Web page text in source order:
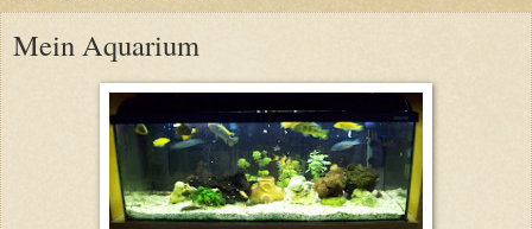
Mein Aquarium